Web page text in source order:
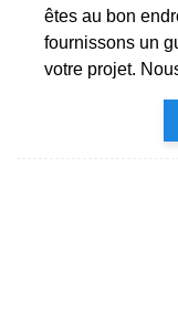
êtes au bon
fournissons un
votre projet.